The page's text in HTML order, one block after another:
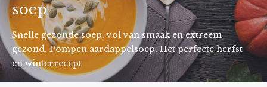
soep
Snelle gezonde soep, vol van smaak en extreem
gezond. Pompen aardappelsoep. Het perfecte herfst
en winterrecept